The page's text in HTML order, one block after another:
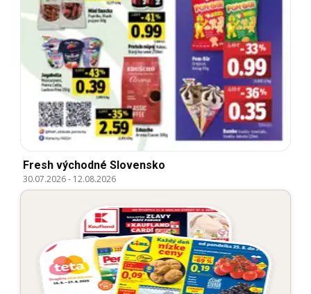
Fresh východné Slovensko
30.07.2026- 12.08.2026